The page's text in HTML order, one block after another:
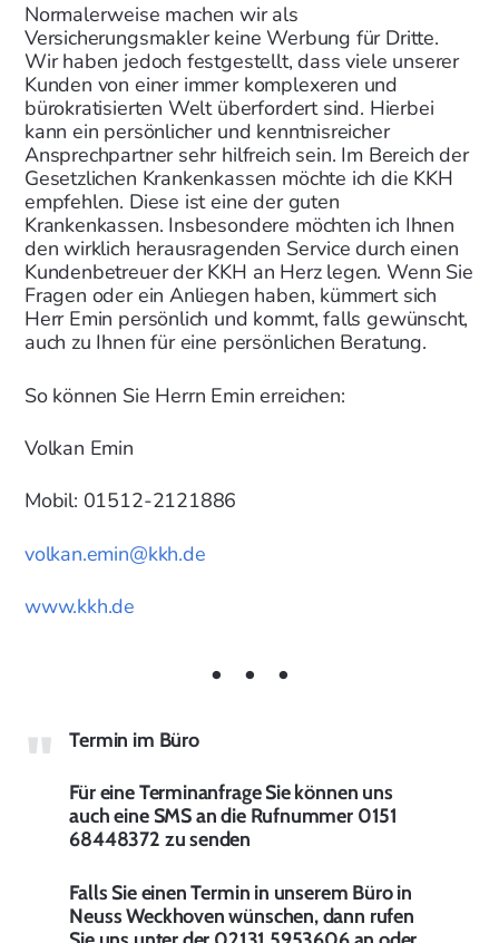
Normalerweise machen wir als
Versicherungsmakler keine Werbung für Dritte.
Wir haben jedoch festgestellt, dass viele unserer
Kunden von einer immer komplexeren und
bürokratisierten Welt überfordert sind. Hierbei
kann ein persönlicher und kenntnisreicher
Ansprechpartner sehr hilfreich sein. Im Bereich der
Gesetzlichen Krankenkassen möchte ich die KKH
empfehlen. Diese ist eine der guten
Krankenkassen. Insbesondere möchten ich Ihnen
den wirklich herausragenden Service durch einen
Kundenbetreuer der KKH an Herz legen. Wenn Sie
Fragen oder ein Anliegen haben, kümmert sich
Herr Emin persönlich und kommt, falls gewünscht,
auch zu Ihnen für eine persönlichen Beratung.
So können Sie Herrn Emin erreichen:
Volkan Emin
Mobil: 01512-2121886
volkan.emin@kkh.de
www.kkh.de
Termin im Büro
Für eine Terminanfrage Sie können uns
auch eine SMS an die Rufnummer 0151
68448372 zu senden
Falls Sie einen Termin in unserem Büro in
Neuss Weckhoven wünschen, dann rufen